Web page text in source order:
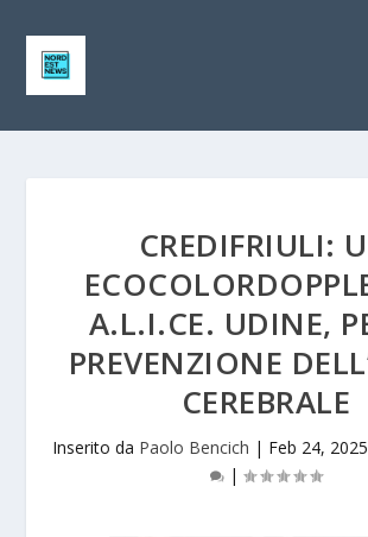
CREDIFRIULI:
A.L.I.CE. UDINE,
PREVENZIONE
CEREBRALE
Inserito da Paolo Bencich | Feb 24, 2025
|